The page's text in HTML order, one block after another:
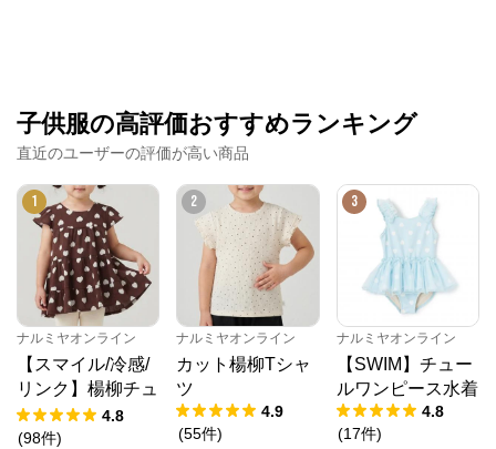
子供服の高評価おすすめランキング
直近のユーザーの評価が高い商品
1
ナルミヤオンライン
【スマイル/冷感/
リンク】楊柳チュ
ニック
4.8
(98件)
2
ナルミヤオンライン
カット楊柳Tシャ
ツ
4.9
(55件)
3
ナルミヤオンライン
【SWIM】チュー
ルワンピース水着
4.8
(17件)